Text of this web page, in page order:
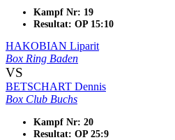
Kampf Nr: 19
Resultat: OP 15:10
HAKOBIAN Liparit
Box Ring Baden
VS
BETSCHART Dennis
Box Club Buchs
Kampf Nr: 20
Resultat: OP 25:9